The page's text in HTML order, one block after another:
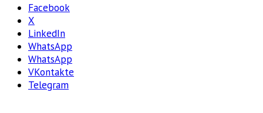
Facebook
X
LinkedIn
WhatsApp
WhatsApp
VKontakte
Telegram